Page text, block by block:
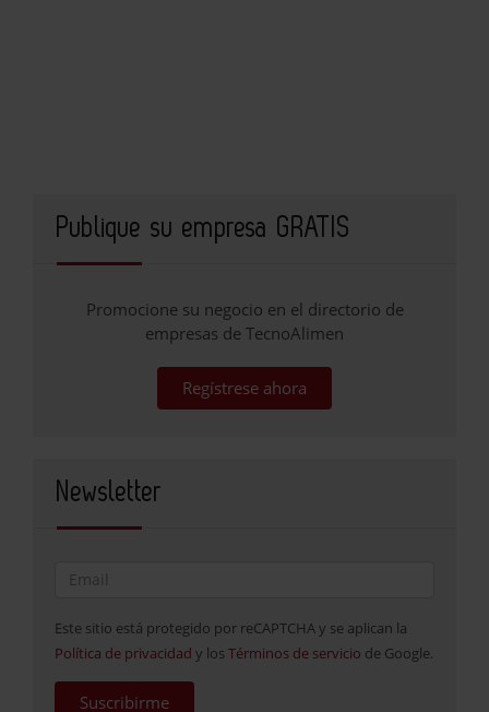
Publique su empresa GRATIS
Promocione su negocio en el directorio de
empresas de TecnoAlimen
Regístrese ahora
Newsletter
Este sitio está protegido por reCAPTCHA y se aplican la
Política de privacidad y los Términos de servicio de Google.
Suscribirme